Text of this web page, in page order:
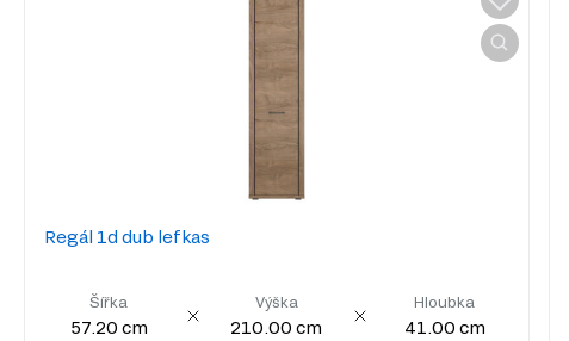
Regál 1d dub lefkas
Šířka
57.20 cm
Výška
210.00 cm
Hloubka
41.00 cm